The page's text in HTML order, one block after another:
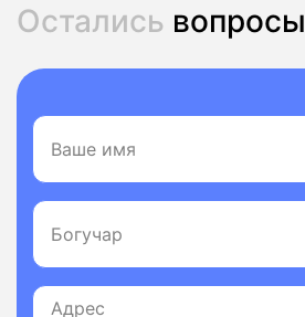
Остались вопросы